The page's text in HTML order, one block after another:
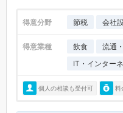
得意分野 節税 会社
得意業種 飲食 流通
IT・インター
個人の相談も受付可 料